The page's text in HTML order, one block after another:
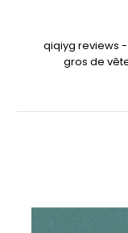
qiqiyg reviews
gros de